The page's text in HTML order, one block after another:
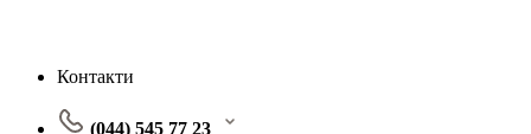
Контакти
(044) 545 77 23